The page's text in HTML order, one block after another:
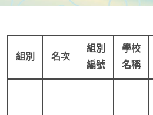
組別 名次
組別
編號
學校
名稱